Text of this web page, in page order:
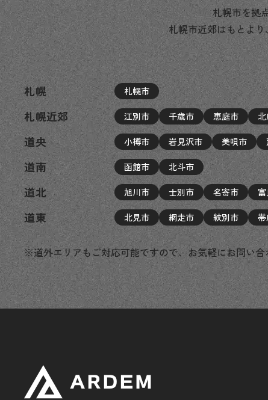
札幌市を拠
札幌市近郊はもとよ
札幌 札幌市
札幌近郊 江別市 千歳市 恵庭市
道央 小樽市 岩見沢市 美唄市
道南 函館市 北斗市
道北 旭川市 士別市 名寄市
道東 北見市 網走市 紋別市
※道外エリアもご対応可能ですので、お気軽にお問い